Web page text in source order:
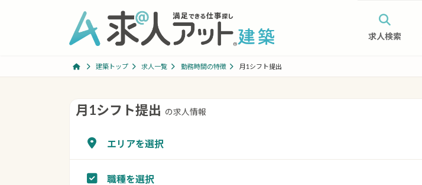
へ
ョ
求人検索
建築トップ 求人一覧 勤務時間の特徴 月1シフト提出
ン
ツ
ビ
シ
月1シフト提出 の求人情報
エリアを選択
職種を選択